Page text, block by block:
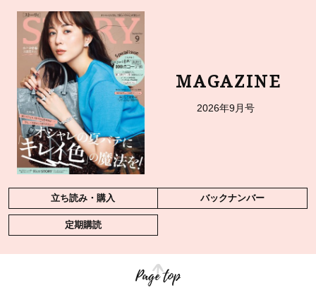
MAGAZINE
2026年9月号
立ち読み・購入 バックナンバー
定期購読
Page top